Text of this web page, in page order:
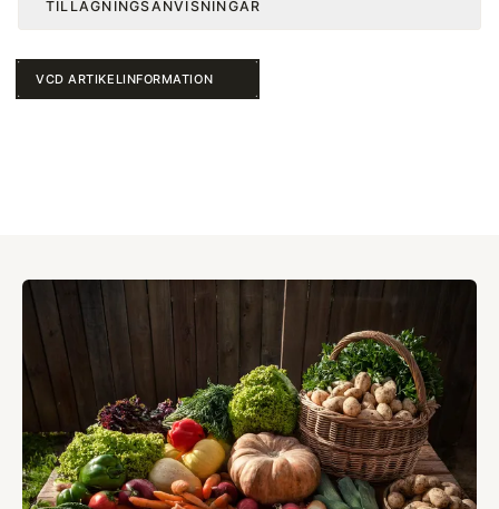
TILLAGNINGSANVISNINGAR
VCD ARTIKELINFORMATION